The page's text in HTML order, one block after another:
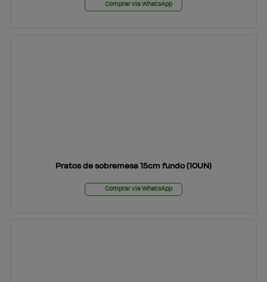
Comprar via WhatsApp
Pratos de sobremesa 15cm fundo (10UN)
Comprar via WhatsApp